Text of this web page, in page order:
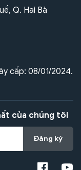
Q. Hai Bà
cấp: 08/01/2024.
của chúng tôi
Đăng ký